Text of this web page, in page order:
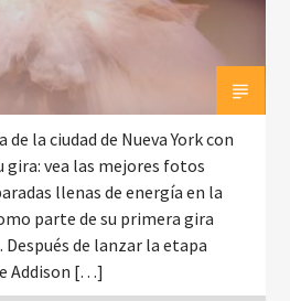
de la ciudad de Nueva York con
gira: vea las mejores fotos
llenas de energía en la
parte de su primera gira
de lanzar la etapa
Addison […]